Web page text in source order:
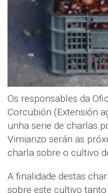
Os responsables da
Corcubión (Extensión
unha serie de charlas
Vimianzo serán as
charla sobre o cultivo
A finalidade destas
sobre este cultivo